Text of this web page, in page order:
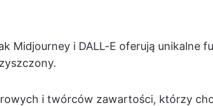
Midjourney i DALL-E oferują unikalne
i twórców zawartości, którzy